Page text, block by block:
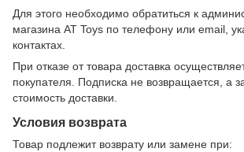
Для этого необходимо обратиться к
магазина AT Toys по телефону или email,
контактах.
При отказе от товара доставка
покупателя. Подписка не возвращается, а
стоимость доставки.
Условия возврата
Товар подлежит возврату или замене при: